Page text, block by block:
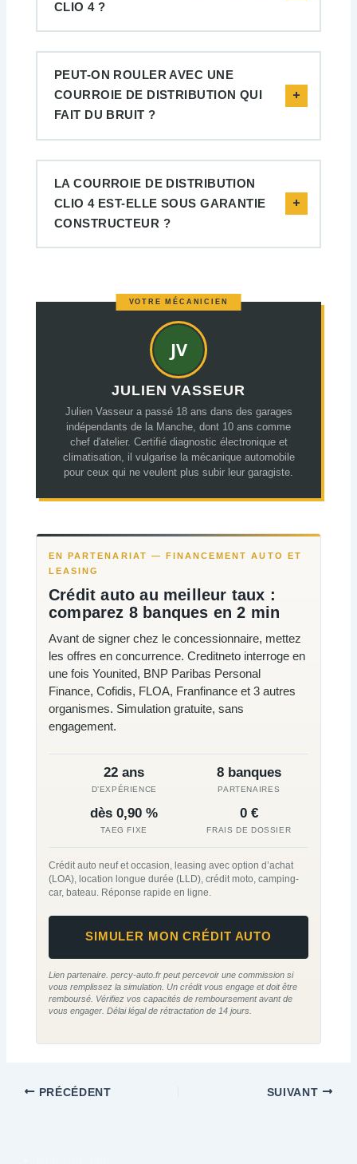
CLIO 4 ?
PEUT-ON ROULER AVEC UNE
COURROIE DE DISTRIBUTION QUI
FAIT DU BRUIT ?
LA COURROIE DE DISTRIBUTION
CLIO 4 EST-ELLE SOUS GARANTIE
CONSTRUCTEUR ?
JULIEN VASSEUR
Julien Vasseur a passé 18 ans dans des garages
indépendants de la Manche, dont 10 ans comme
chef d'atelier. Certifié diagnostic électronique et
climatisation, il vulgarise la mécanique automobile
pour ceux qui ne veulent plus subir leur garagiste.
EN PARTENARIAT — FINANCEMENT AUTO ET
LEASING
Crédit auto au meilleur taux :
comparez 8 banques en 2 min
Avant de signer chez le concessionnaire, mettez
les offres en concurrence. Creditneto interroge en
une fois Younited, BNP Paribas Personal
Finance, Cofidis, FLOA, Franfinance et 3 autres
organismes. Simulation gratuite, sans
engagement.
22 ans
D’EXPÉRIENCE
8 banques
PARTENAIRES
dès 0,90 %
TAEG FIXE
0 €
FRAIS DE DOSSIER
Crédit auto neuf et occasion, leasing avec option d’achat
(LOA), location longue durée (LLD), crédit moto, camping-
car, bateau. Réponse rapide en ligne.
SIMULER MON CRÉDIT AUTO
Lien partenaire. percy-auto.fr peut percevoir une commission si
vous remplissez la simulation. Un crédit vous engage et doit être
remboursé. Vérifiez vos capacités de remboursement avant de
vous engager. Délai légal de rétractation de 14 jours.
PRÉCÉDENT SUIVANT